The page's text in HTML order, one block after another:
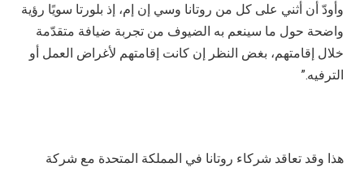
وأودّ أن أثني على كل من روتانا وسي إن إم، إذ بلورتا سويًا رؤية
واضحة حول ما سينعم به الضيوف من تجربة ضيافة متقدّمة
خلال إقامتهم، بغض النظر إن كانت إقامتهم لأغراض العمل أو
الترفيه.”
هذا وقد تعاقد شركاء روتانا في المملكة المتحدة مع شركة